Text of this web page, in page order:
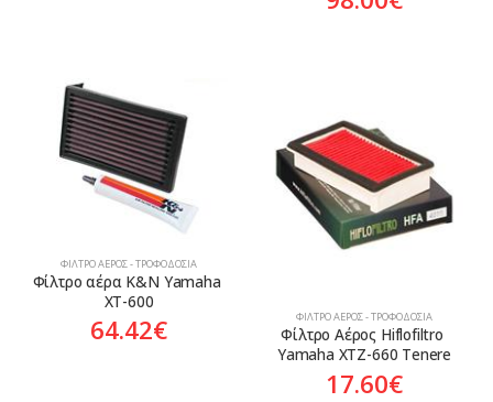
ΦΊΛΤΡΟ ΑΈΡΟΣ - ΤΡΟΦΟΔΟΣΊΑ
Φίλτρο αέρα K&N Yamaha
XT-600
64.42€ ΦΊΛΤΡΟ ΑΈΡΟΣ - ΤΡΟΦΟΔΟΣΊΑ
Φίλτρο Αέρος Hiflofiltro
Yamaha XTZ-660 Tenere
17.60€